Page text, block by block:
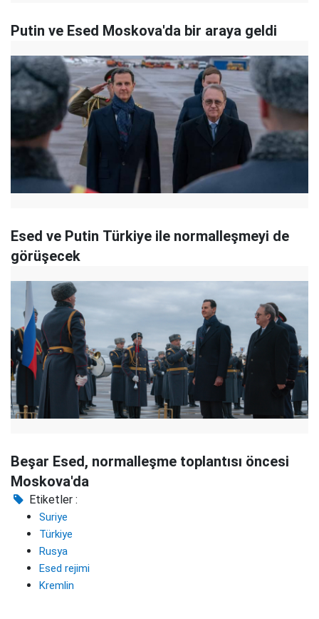
Putin ve Esed Moskova'da bir araya geldi
Esed ve Putin Türkiye ile normalleşmeyi de
görüşecek
Beşar Esed, normalleşme toplantısı öncesi
Moskova'da
Etiketler :
Suriye
Türkiye
Rusya
Esed rejimi
Kremlin